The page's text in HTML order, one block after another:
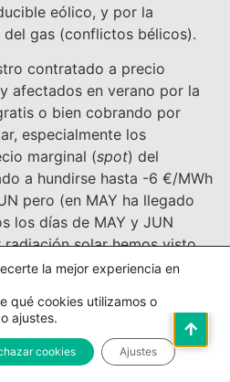
eólico, y por la
gas (conflictos bélicos).
contratado a precio
afectados en verano por la
o bien cobrando por
especialmente los
marginal (spot) del
a hundirse hasta -6 €/MWh
pero (en MAY ha llegado
los días de MAY y JUN
solar hemos visto
o cercanos a cero, excepto
54,9 €/MWh. Esto último
la demanda repunta y el
al alza. Eso lo
la mejor experiencia en
qué cookies utilizamos o
ajustes.
cookies Ajustes